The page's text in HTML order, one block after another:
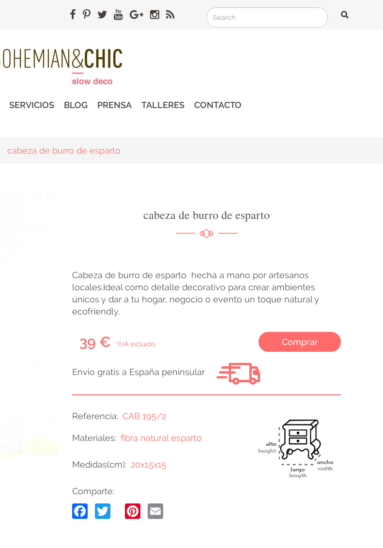
Search
Search
Search
SERVICIOS BLOG PRENSA TALLERES CONTACTO
cabeza de burro de esparto
cabeza de burro de esparto
Cabeza de burro de esparto hecha a mano por artesanos
locales.Ideal como detalle decorativo para crear ambientes
únicos y dar a tu hogar, negocio o evento un toque natural y
ecofriendly.
39 € *IVA incluido Comprar
Envio gratis a España peninsular
Referencia CAB 195/2
Materiales fibra natural esparto
Medidas(cm) 20x15x15
Comparte:
Facebook
TwitterPinterest